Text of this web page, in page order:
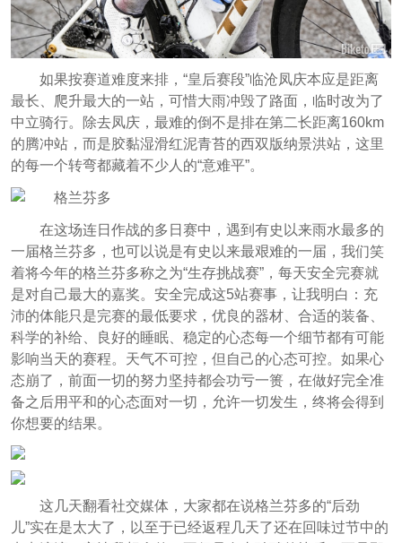
如果按赛道难度来排，“皇后赛段”临沧凤庆本应是距离
最长、爬升最大的一站，可惜大雨冲毁了路面，临时改为了
中立骑行。除去凤庆，最难的倒不是排在第二长距离160km
的腾冲站，而是胶黏湿滑红泥青苔的西双版纳景洪站，这里
的每一个转弯都藏着不少人的“意难平”。
在这场连日作战的多日赛中，遇到有史以来雨水最多的
一届格兰芬多，也可以说是有史以来最艰难的一届，我们笑
着将今年的格兰芬多称之为“生存挑战赛”，每天安全完赛就
是对自己最大的嘉奖。安全完成这5站赛事，让我明白：充
沛的体能只是完赛的最低要求，优良的器材、合适的装备、
科学的补给、良好的睡眠、稳定的心态每一个细节都有可能
影响当天的赛程。天气不可控，但自己的心态可控。如果心
态崩了，前面一切的努力坚持都会功亏一篑，在做好完全准
备之后用平和的心态面对一切，允许一切发生，终将会得到
你想要的结果。
这几天翻看社交媒体，大家都在说格兰芬多的“后劲
儿”实在是太大了，以至于已经返程几天了还在回味过节中的